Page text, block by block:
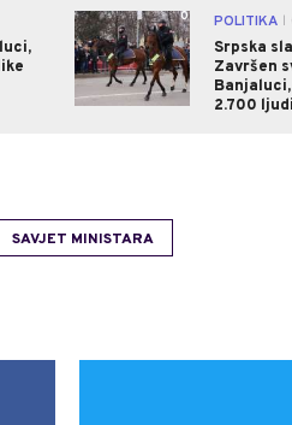
0 POLITIKA
Srpska
Završen
2.700
SAVJET MINISTARA